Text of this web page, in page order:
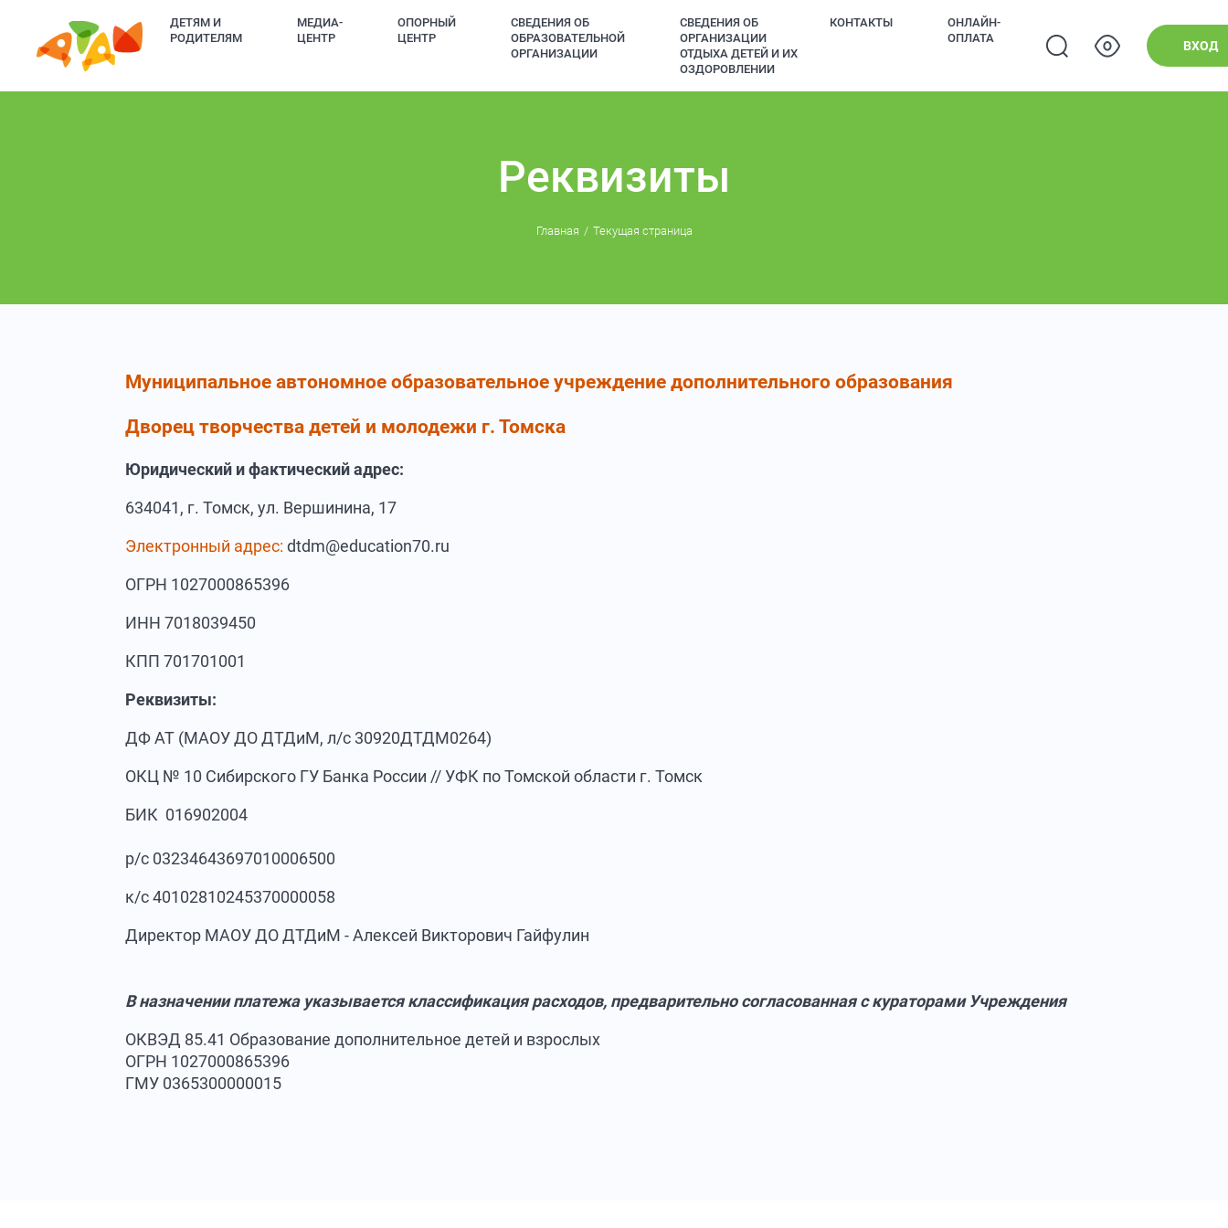
ДЕТЯМ И
РОДИТЕЛЯМ
МЕДИА-
ЦЕНТР
ОПОРНЫЙ
ЦЕНТР
СВЕДЕНИЯ ОБ
ОБРАЗОВАТЕЛЬНОЙ
ОРГАНИЗАЦИИ
СВЕДЕНИЯ ОБ
ОРГАНИЗАЦИИ
ОТДЫХА ДЕТЕЙ И ИХ
ОЗДОРОВЛЕНИИ
КОНТАКТЫ
ОНЛАЙН-
ОПЛАТА
ВХОД
Реквизиты
Главная Текущая страница
Муниципальное автономное образовательное учреждение дополнительного образования
Дворец творчества детей и молодежи г. Томска
Юридический и фактический адрес:
634041, г. Томск, ул. Вершинина, 17
Электронный адрес: dtdm@education70.ru
ОГРН 1027000865396
ИНН 7018039450
КПП 701701001
Реквизиты:
ДФ АТ (МАОУ ДО ДТДиМ, л/с 30920ДТДМ0264)
ОКЦ № 10 Сибирского ГУ Банка России // УФК по Томской области г. Томск
БИК 016902004
р/с 03234643697010006500
к/с 40102810245370000058
Директор МАОУ ДО ДТДиМ - Алексей Викторович Гайфулин
В назначении платежа указывается классификация расходов, предварительно согласованная с кураторами Учреждения
ОКВЭД 85.41 Образование дополнительное детей и взрослых
ОГРН 1027000865396
ГМУ 0365300000015